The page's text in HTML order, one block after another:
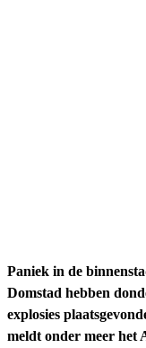
Paniek in de
Domstad hebben
explosies
meldt onder meer het